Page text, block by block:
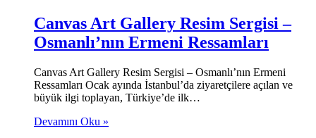
Canvas Art Gallery Resim Sergisi –
Osmanlı’nın Ermeni Ressamları
Canvas Art Gallery Resim Sergisi – Osmanlı’nın Ermeni
Ressamları Ocak ayında İstanbul’da ziyaretçilere açılan ve
büyük ilgi toplayan, Türkiye’de ilk…
Devamını Oku »